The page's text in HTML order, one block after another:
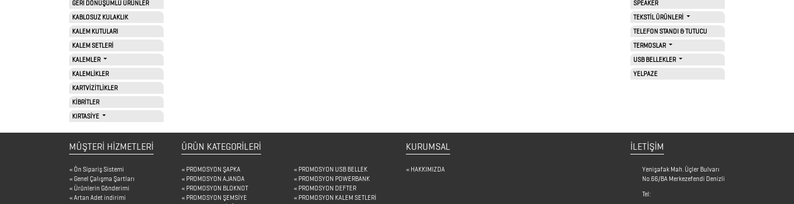
GERİ DÖNÜŞÜMLÜ ÜRÜNLER
KABLOSUZ KULAKLIK
KALEM KUTULARI
KALEM SETLERİ
KALEMLER
KALEMLİKLER
KARTVİZİTLİKLER
KİBRİTLER
KIRTASİYE
SPEAKER
TEKSTİL ÜRÜNLERİ
TELEFON STANDI & TUTUCU
TERMOSLAR
USB BELLEKLER
YELPAZE
MÜŞTERİ HİZMETLERİ
Ön Sipariş Sistemi
Genel Çalışma Şartları
Ürünlerin Gönderimi
Artan Adet indirimi
ÜRÜN KATEGORILERI
PROMOSYON ŞAPKA
PROMOSYON AJANDA
PROMOSYON BLOKNOT
PROMOSYON ŞEMSİYE
PROMOSYON USB BELLEK
PROMOSYON POWERBANK
PROMOSYON DEFTER
PROMOSYON KALEM SETLERİ
KURUMSAL
HAKKIMIZDA
İLETİŞİM
Yenişafak Mah. Üçler Bulvarı
No.66/BA Merkezefendi Denizli
Tel: